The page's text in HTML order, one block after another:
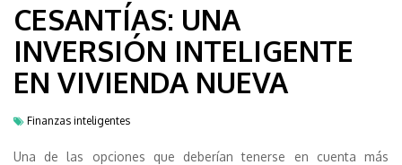
CESANTÍAS: UNA
INVERSIÓN INTELIGENTE
EN VIVIENDA NUEVA
Finanzas inteligentes
Una de las opciones que deberían tenerse en cuenta más